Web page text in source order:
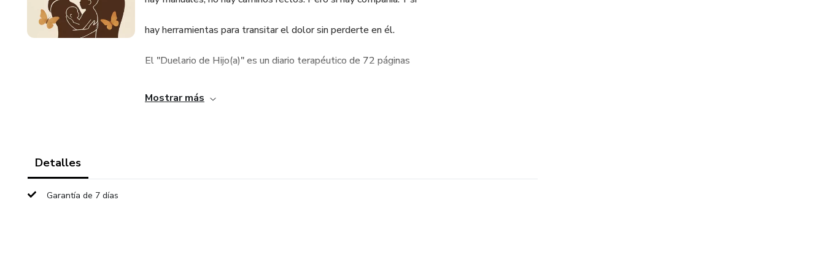
hay herramientas para transitar el dolor sin perderte en él.
El "Duelario de Hijo(a)" es un diario terapéutico de 72 páginas
diseñado por Mónica Henao, Tanatóloga y Acompañante en duelo,
✦ 14 capítulos con ejercicios prácticos para honrar, recordar y sanar
Mostrar más
Detalles
Garantía de 7 días